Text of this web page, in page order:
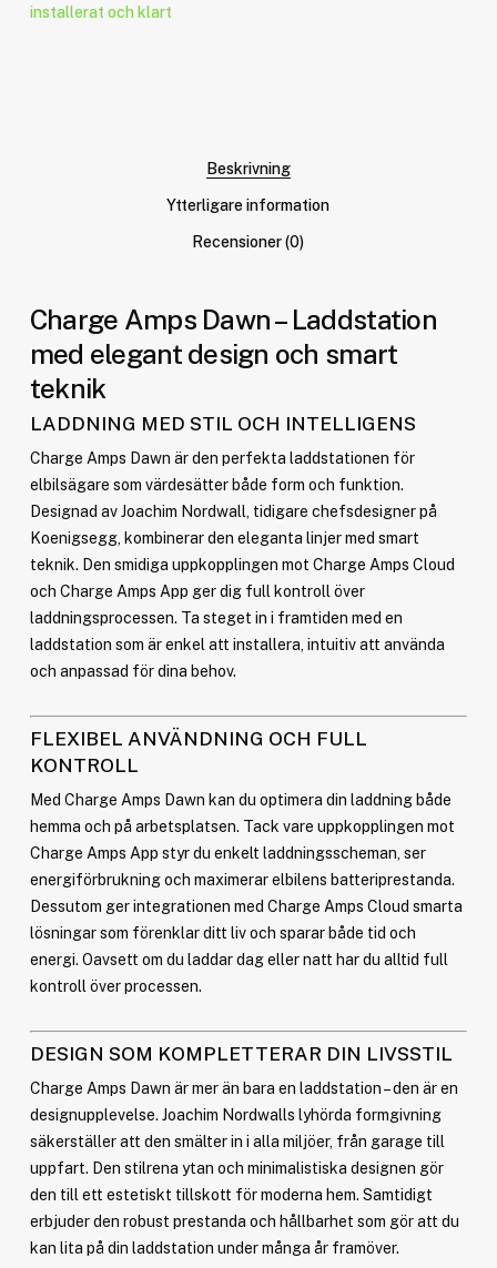
installerat och klart
Beskrivning
Ytterligare information
Recensioner (0)
Charge Amps Dawn – Laddstation
med elegant design och smart
teknik
LADDNING MED STIL OCH INTELLIGENS
Charge Amps Dawn är den perfekta laddstationen för
elbilsägare som värdesätter både form och funktion.
Designad av Joachim Nordwall, tidigare chefsdesigner på
Koenigsegg, kombinerar den eleganta linjer med smart
teknik. Den smidiga uppkopplingen mot Charge Amps Cloud
och Charge Amps App ger dig full kontroll över
laddningsprocessen. Ta steget in i framtiden med en
laddstation som är enkel att installera, intuitiv att använda
och anpassad för dina behov.
FLEXIBEL ANVÄNDNING OCH FULL
KONTROLL
Med Charge Amps Dawn kan du optimera din laddning både
hemma och på arbetsplatsen. Tack vare uppkopplingen mot
Charge Amps App styr du enkelt laddningsscheman, ser
energiförbrukning och maximerar elbilens batteriprestanda.
Dessutom ger integrationen med Charge Amps Cloud smarta
lösningar som förenklar ditt liv och sparar både tid och
energi. Oavsett om du laddar dag eller natt har du alltid full
kontroll över processen.
DESIGN SOM KOMPLETTERAR DIN LIVSSTIL
Charge Amps Dawn är mer än bara en laddstation – den är en
designupplevelse. Joachim Nordwalls lyhörda formgivning
säkerställer att den smälter in i alla miljöer, från garage till
uppfart. Den stilrena ytan och minimalistiska designen gör
den till ett estetiskt tillskott för moderna hem. Samtidigt
erbjuder den robust prestanda och hållbarhet som gör att du
kan lita på din laddstation under många år framöver.